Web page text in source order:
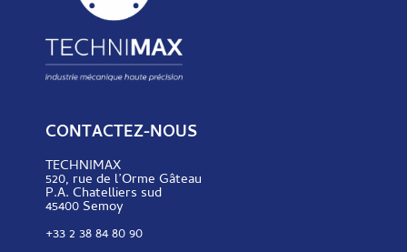
CONTACTEZ-NOUS
TECHNIMAX
520, rue de l’Orme Gâteau
P.A. Chatelliers sud
45400 Semoy
+33 2 38 84 80 90